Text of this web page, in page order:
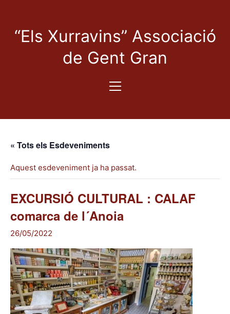
“Els Xurravins” Associació
de Gent Gran
« Tots els Esdeveniments
Aquest esdeveniment ja ha passat.
EXCURSIÓ CULTURAL : CALAF
comarca de l´Anoia
26/05/2022